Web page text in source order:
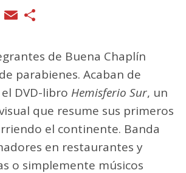
Telegram
Email
de Buena Chaplín
parabienes. Acaban de
DVD-libro Hemisferio Sur, un
que resume sus primeros
el continente. Banda
en restaurantes y
o simplemente músicos